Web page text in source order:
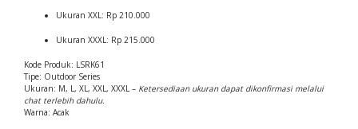
Ukuran XXL: Rp 210.000
Ukuran XXXL: Rp 215.000
Kode Produk: LSRK61
Tipe: Outdoor Series
Ukuran: M, L, XL, XXL, XXXL – Ketersediaan ukuran dapat dikonfirmasi melalui
chat terlebih dahulu.
Warna: Acak